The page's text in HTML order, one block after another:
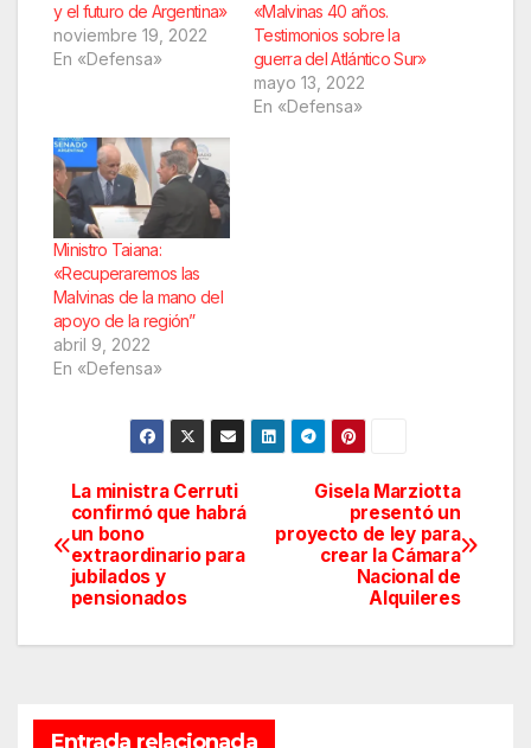
y el futuro de Argentina»
noviembre 19, 2022
En «Defensa»
«Malvinas 40 años.
Testimonios sobre la
guerra del Atlántico Sur»
mayo 13, 2022
En «Defensa»
Ministro Taiana:
«Recuperaremos las
Malvinas de la mano del
apoyo de la región”
abril 9, 2022
En «Defensa»
Navegación
de
entradas
Gisela Marziotta
presentó un
proyecto de ley para
crear la Cámara
Nacional de
Alquileres
La ministra Cerruti
confirmó que habrá
un bono
extraordinario para
jubilados y
pensionados
Entrada relacionada